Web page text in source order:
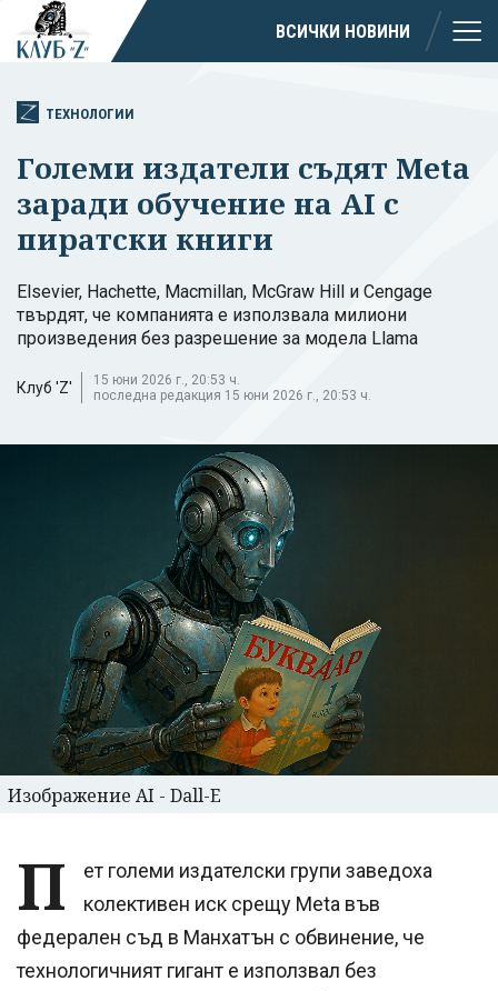
ВСИЧКИ НОВИНИ
ТЕХНОЛОГИИ
Големи издатели съдят Meta
заради обучение на AI с
пиратски книги
Elsevier, Hachette, Macmillan, McGraw Hill и Cengage
твърдят, че компанията е използвала милиони
произведения без разрешение за модела Llama
Клуб 'Z'
15 юни 2026 г., 20:53 ч.
последна редакция 15 юни 2026 г., 20:53 ч.
Изображение AI - Dall-E
П
ет големи издателски групи заведоха
колективен иск срещу Meta във
федерален съд в Манхатън с обвинение, че
технологичният гигант е използвал без